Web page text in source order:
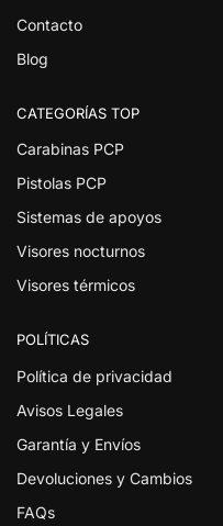
Contacto
Blog
CATEGORÍAS TOP
Carabinas PCP
Pistolas PCP
Sistemas de apoyos
Visores nocturnos
Visores térmicos
POLÍTICAS
Política de privacidad
Avisos Legales
Garantía y Envíos
Devoluciones y Cambios
FAQs